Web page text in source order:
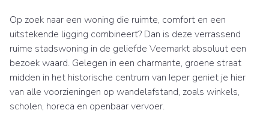
Op zoek naar een woning die ruimte, comfort en een
uitstekende ligging combineert? Dan is deze verrassend
ruime stadswoning in de geliefde Veemarkt absoluut een
bezoek waard. Gelegen in een charmante, groene straat
midden in het historische centrum van Ieper geniet je hier
van alle voorzieningen op wandelafstand, zoals winkels,
scholen, horeca en openbaar vervoer.